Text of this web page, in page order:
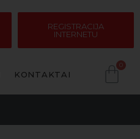
REGISTRACIJA
INTERNETU
KONTAKTAI